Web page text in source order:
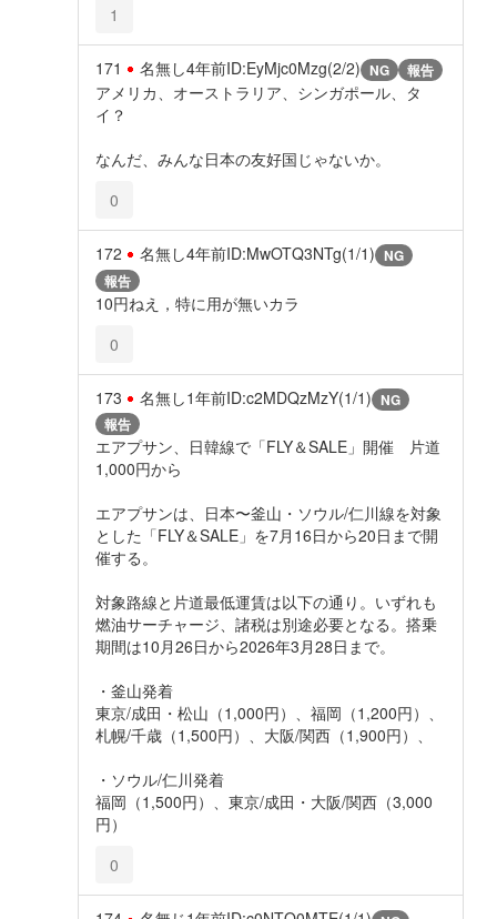
1
171 名無し4年前ID:EyMjc0Mzg(2/2) NG 報告
アメリカ、オーストラリア、シンガポール、タ
イ？
なんだ、みんな日本の友好国じゃないか。
0
172 名無し4年前ID:MwOTQ3NTg(1/1) NG
報告
10円ねえ，特に用が無いカラ
0
173 名無し1年前ID:c2MDQzMzY(1/1) NG
報告
エアプサン、日韓線で「FLY＆SALE」開催 片道
1,000円から
エアプサンは、日本〜釜山・ソウル/仁川線を対象
とした「FLY＆SALE」を7月16日から20日まで開
催する。
対象路線と片道最低運賃は以下の通り。いずれも
燃油サーチャージ、諸税は別途必要となる。搭乗
期間は10月26日から2026年3月28日まで。
・釜山発着
東京/成田・松山（1,000円）、福岡（1,200円）、
札幌/千歳（1,500円）、大阪/関西（1,900円）、
・ソウル/仁川発着
福岡（1,500円）、東京/成田・大阪/関西（3,000
円）
0